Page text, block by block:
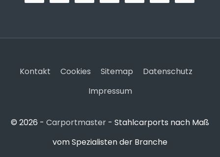
© 2026 - Carportmaster - Stahlcarports nach Maß
vom Spezialisten der Branche
Kontakt Cookies Sitemap
Datenschutz
Impressum